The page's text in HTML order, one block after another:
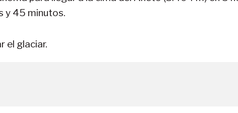
y 45 minutos.
el glaciar.